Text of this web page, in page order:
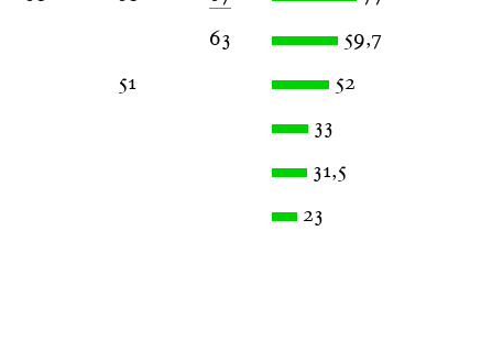
63 59,7
51 52
33
31,5
23